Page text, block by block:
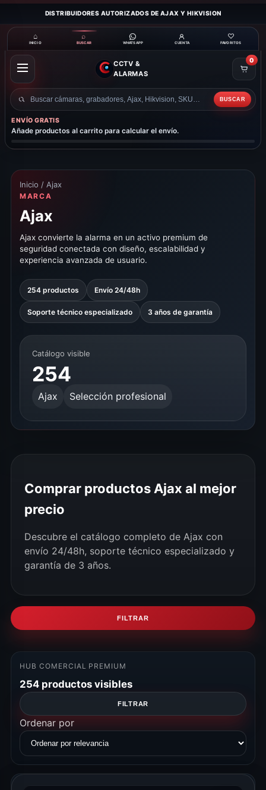
DISTRIBUIDORES AUTORIZADOS DE AJAX Y HIKVISION
⌂
INICIO
⌕
BUSCAR WHATSAPP CUENTA
♡
FAVORITOS
ABRIR
MENÚ
CCTV &
ALARMAS
Buscar
productos
BUSCAR
0
ENVÍO GRATIS
Añade productos al carrito para calcular el envío.
Inicio / Ajax
MARCA
Ajax
Ajax convierte la alarma en un activo premium de
seguridad conectada con diseño, escalabilidad y
experiencia avanzada de usuario.
254 productos Envío 24/48h
Soporte técnico especializado 3 años de garantía
Catálogo visible
254
Ajax Selección profesional
Comprar productos Ajax al mejor
precio
Descubre el catálogo completo de Ajax con
envío 24/48h, soporte técnico especializado y
garantía de 3 años.
FILTRAR
HUB COMERCIAL PREMIUM
254 productos visibles
FILTRAR
Ordenar por